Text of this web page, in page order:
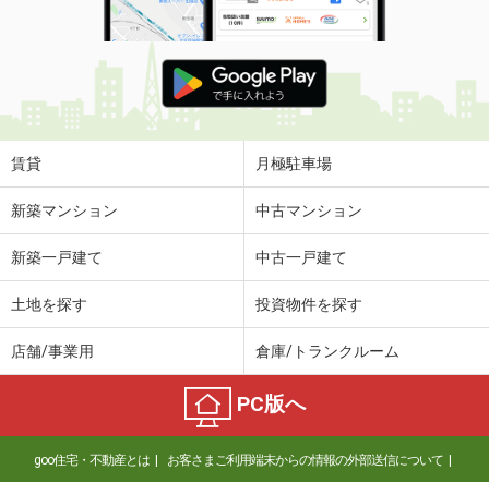
賃貸 月極駐車場
新築マンション 中古マンション
新築一戸建て 中古一戸建て
土地を探す 投資物件を探す
店舗/事業用 倉庫/トランクルーム
PC版へ
goo住宅・不動産とは お客さまご利用端末からの情報の外部送信について